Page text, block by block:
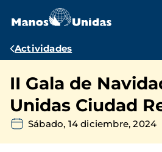
contenido
Ruta
navegación
Actividades
II Gala de
Unidas Ciudad
Sábado, 14 diciembre, 2024